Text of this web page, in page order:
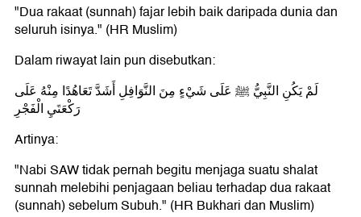
"Dua rakaat (sunnah) fajar lebih baik daripada dunia dan
seluruh isinya." (HR Muslim)
Dalam riwayat lain pun disebutkan:
لَمْ يَكُنِ النَّبِيُّ ﷺ عَلَى شَيْءٍ مِنَ النَّوَافِلِ أَشَدَّ تَعَاهُدًا مِنْهُ عَلَى
رَكْعَتَيِ الْفَجْرِ
Artinya:
"Nabi SAW tidak pernah begitu menjaga suatu shalat
sunnah melebihi penjagaan beliau terhadap dua rakaat
(sunnah) sebelum Subuh." (HR Bukhari dan Muslim)